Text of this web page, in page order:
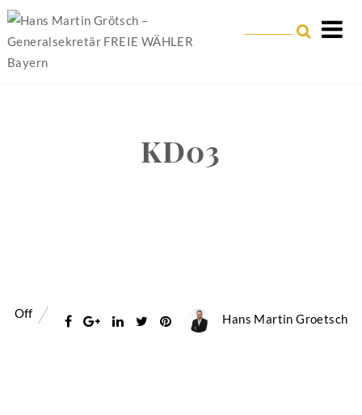
KD03
Off Hans Martin Groetsch